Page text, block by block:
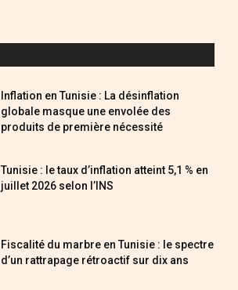
Inflation en Tunisie : La désinflation
globale masque une envolée des
produits de première nécessité
Tunisie : le taux d’inflation atteint 5,1 % en
juillet 2026 selon l’INS
Fiscalité du marbre en Tunisie : le spectre
d’un rattrapage rétroactif sur dix ans